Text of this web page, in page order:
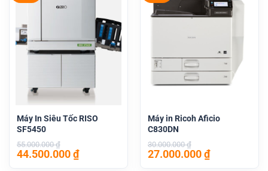
Máy In Siêu Tốc RISO
SF5450
55.000.000₫
Giá
44.500.000₫Giá
hiện
Máy in Ricoh Aficio
C830DN
30.000.000₫
Giá
27.000.000₫Giá
hiện